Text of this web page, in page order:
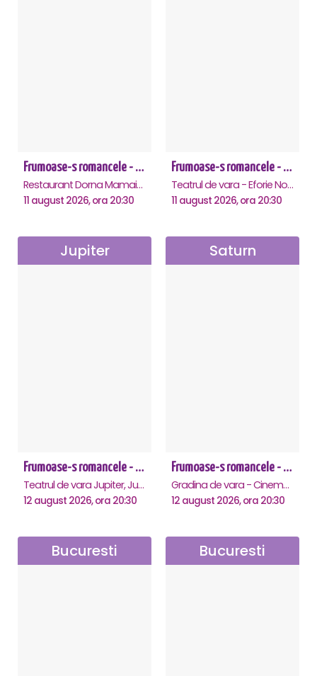
Frumoase-s romancele - Mamaia
Restaurant Dorna Mamaia, Mamaia
11 august 2026, ora 20:30
Frumoase-s romancele - Eforie Nord
Teatrul de vara - Eforie Nord, Eforie-Nord
11 august 2026, ora 20:30
Jupiter
Frumoase-s romancele - Jupiter
Teatrul de vara Jupiter, Jupiter
12 august 2026, ora 20:30
Saturn
Frumoase-s romancele - Saturn
Gradina de vara - Cinema Saturn, Saturn
12 august 2026, ora 20:30
Bucuresti Bucuresti